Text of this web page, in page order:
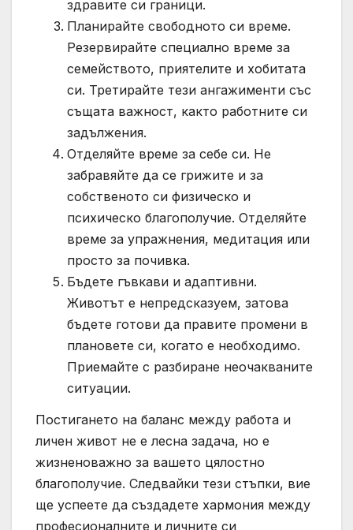
здравите си граници.
Планирайте свободното си време.
Резервирайте специално време за
семейството, приятелите и хобитата
си. Третирайте тези ангажименти със
същата важност, както работните си
задължения.
Отделяйте време за себе си. Не
забравяйте да се грижите и за
собственото си физическо и
психическо благополучие. Отделяйте
време за упражнения, медитация или
просто за почивка.
Бъдете гъвкави и адаптивни.
Животът е непредсказуем, затова
бъдете готови да правите промени в
плановете си, когато е необходимо.
Приемайте с разбиране неочакваните
ситуации.
Постигането на баланс между работа и
личен живот не е лесна задача, но е
жизненоважно за вашето цялостно
благополучие. Следвайки тези стъпки, вие
ще успеете да създадете хармония между
професионалните и личните си